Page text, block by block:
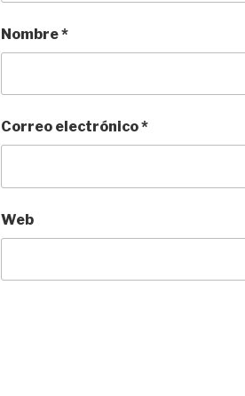
Nombre*
Correo electrónico*
Web